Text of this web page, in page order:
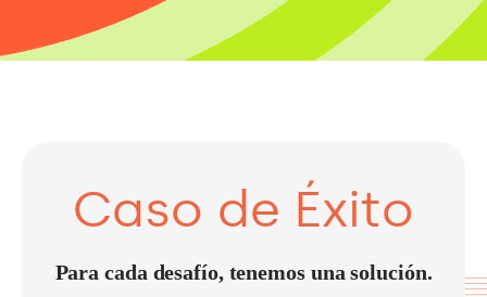
Caso de Éxito
Para cada desafío, tenemos una solución.